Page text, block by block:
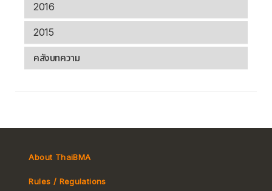
2016
2015
คลังบทความ
About ThaiBMA
Rules / Regulations